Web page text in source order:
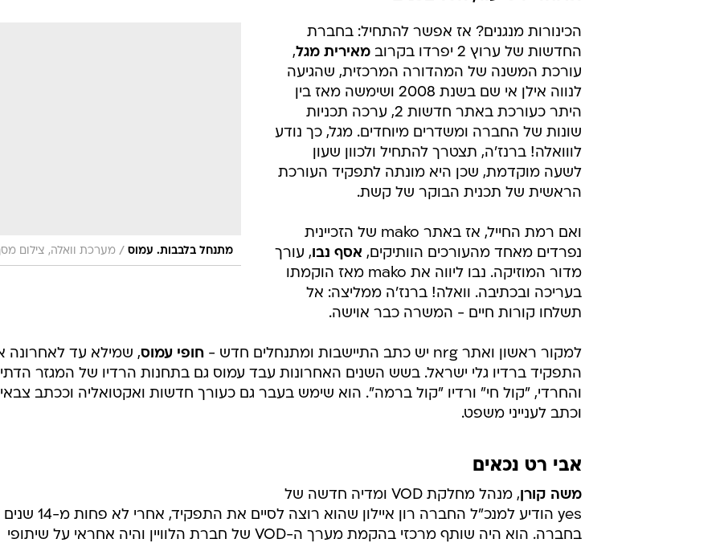
מתנחל בלבבות. עמוס / מערכת וואלה, צילום
הכינורות מנגנים? אז אפשר להתחיל: בחברת
החדשות של ערוץ 2 יפרדו בקרוב
מאירית מגל,
עורכת המשנה של המהדורה המרכזית, שהגיעה
לנווה אילן אי שם בשנת 2008 ושימשה מאז בין
היתר כעורכת באתר חדשות 2, ערכה תכניות
שונות של החברה ומשדרים מיוחדים. מגל, כך נודע
לווואלה! ברנז'ה, תצטרך להתחיל ולכוון שעון
לשעה מוקדמת, שכן היא מונתה לתפקיד העורכת
הראשית של תכנית הבוקר של קשת.
ואם רמת החייל, אז באתר mako של הזכיינית
נפרדים מאחד מהעורכים הוותיקים, אסף נבו, עורך
מדור המוזיקה. נבו ליווה את mako מאז הוקמתו
בעריכה ובכתיבה. וואלה! ברנז'ה ממליצה: אל
תשלחו קורות חיים - המשרה כבר אוישה.
למקור ראשון ואתר nrg יש כתב התיישבות ומתנחלים חדש - חופי עמוס, שמילא עד לאחרונה
התפקיד ברדיו גלי ישראל. בשש השנים האחרונות עבד עמוס גם בתחנות הרדיו של המגזר הדתי
והחרדי, "קול חי" ורדיו "קול ברמה". הוא שימש בעבר גם כעורך חדשות ואקטואליה וככתב צבאי
וכתב לענייני משפט.
אבי רט נכאים
משה קורן
, מנהל מחלקת VOD ומדיה חדשה של
yes הודיע למנכ"ל החברה רון איילון שהוא רוצה לסיים את התפקיד, אחרי לא פחות מ-14 שנים
בחברה. הוא היה שותף מרכזי בהקמת מערך ה-VOD של חברת הלוויין והיה אחראי על שיתופי